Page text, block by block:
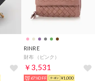
RINRE
財布 （ピンク）
￥3,531
67%OFF ¥1,000